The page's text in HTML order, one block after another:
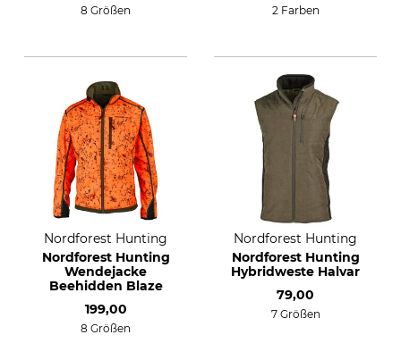
8 Größen 2 Farben
Nordforest Hunting
Nordforest Hunting
Wendejacke
Beehidden Blaze
199,00
8 Größen
Nordforest Hunting
Nordforest Hunting
Hybridweste Halvar
79,00
7 Größen